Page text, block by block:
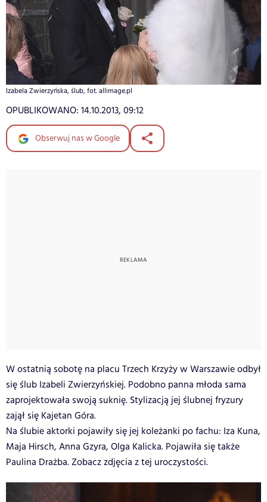
Izabela Zwierzyńska, ślub, fot. allimage.pl
OPUBLIKOWANO: 14.10.2013, 09:12
Obserwuj nas w Google
W ostatnią sobotę na placu Trzech Krzyży w Warszawie odbył
się ślub Izabeli Zwierzyńskiej. Podobno panna młoda sama
zaprojektowała swoją suknię. Stylizacją jej ślubnej fryzury
zajął się Kajetan Góra.
Na ślubie aktorki pojawiły się jej koleżanki po fachu: Iza Kuna,
Maja Hirsch, Anna Gzyra, Olga Kalicka. Pojawiła się także
Paulina Drażba. Zobacz zdjęcia z tej uroczystości.